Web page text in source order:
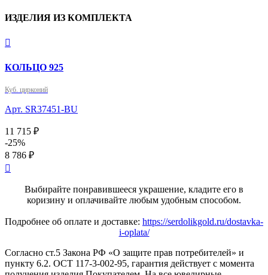
ИЗДЕЛИЯ ИЗ КОМПЛЕКТА

КОЛЬЦО 925
Куб. цирконий
Арт. SR37451-BU
11 715 ₽
-25%
8 786 ₽

Выбирайте понравившееся украшение, кладите его в
коризину и оплачивайте любым удобным способом.
Подробнее об оплате и доставке: https://serdolikgold.ru/dostavka-
i-oplata/
Согласно ст.5 Закона РФ «О защите прав потребителей» и
пункту 6.2. ОСТ 117-3-002-95, гарантия действует с момента